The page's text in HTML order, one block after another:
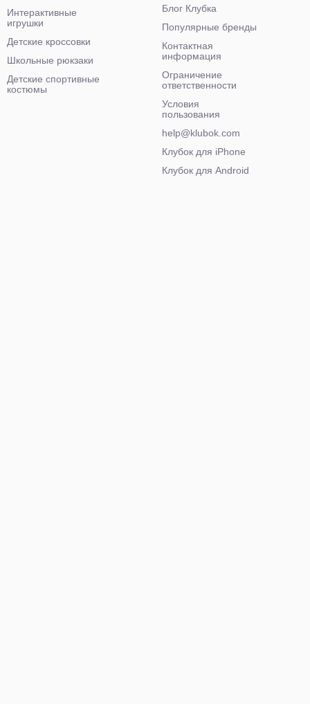
Интерактивные
игрушки
Детские кроссовки
Школьные рюкзаки
Детские спортивные
костюмы
Блог Клубка
Популярные бренды
Контактная
информация
Ограничение
ответственности
Условия
пользования
help@klubok.com
Клубок для iPhone
Клубок для Android